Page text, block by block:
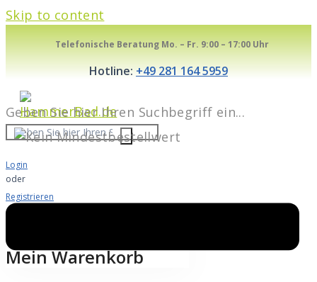
Skip to content
Telefonische Beratung Mo. – Fr. 9:00 – 17:00 Uhr
Hotline:+49 281 164 5959
Geben Sie hier Ihren Suchbegriff ein...
Login
oder
Registrieren
Warenkorb
Mein Warenkorb